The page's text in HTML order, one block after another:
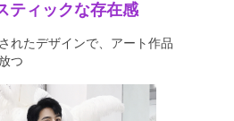
ティックな存在感
れたデザインで、アート作品
つ